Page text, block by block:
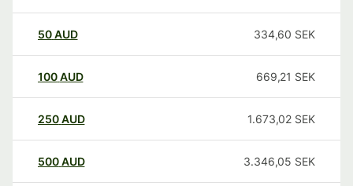
50AUD 334,60 SEK
100AUD 669,21 SEK
250AUD 1.673,02 SEK
500AUD 3.346,05 SEK